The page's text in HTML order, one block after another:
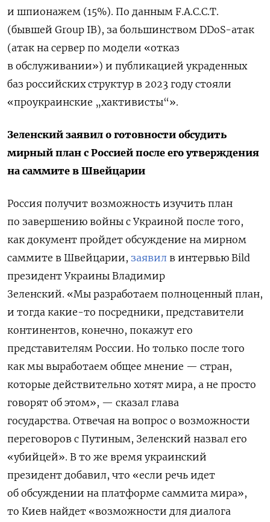
и шпионажем (15%). По данным F.A.C.C.T.
(бывшей Group IB), за большинством DDoS-атак
(атак на сервер по модели «отказ
в обслуживании») и публикацией украденных
баз российских структур в 2023 году стояли
«проукраинские „хактивисты“».
Зеленский заявил о готовности обсудить
мирный план с Россией после его утверждения
на саммите в Швейцарии
Россия получит возможность изучить план
по завершению войны с Украиной после того,
как документ пройдет обсуждение на мирном
саммите в Швейцарии, заявил в интервью Bild
президент Украины Владимир
Зеленский. «Мы разработаем полноценный план,
и тогда какие-то посредники, представители
континентов, конечно, покажут его
представителям России. Но только после того
как мы выработаем общее мнение — стран,
которые действительно хотят мира, а не просто
говорят об этом», — сказал глава
государства. Отвечая на вопрос о возможности
переговоров с Путиным, Зеленский назвал его
«убийцей». В то же время украинский
президент добавил, что «если речь идет
об обсуждении на платформе саммита мира»,
то Киев найдет «возможности для диалога